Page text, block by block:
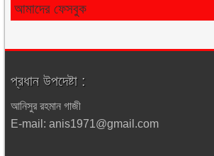
আমাদের ফেসবুক
প্রধান উপদেষ্টা :
আনিসুর রহমান গাজী
E-mail: anis1971@gmail.com